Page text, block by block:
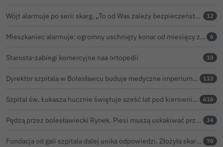
Wójt alarmuje po serii skarg. „To od Was zależy bezpieczeństwo Waszych dzieci” 12
Mieszkaniec alarmuje: ogromny uschnięty konar od miesięcy zagraża ludziom w Bolesławcu 6
Starosta-zabiegi komercyjne naa ortopedii 10
Dyrektor szpitala w Bolesławcu buduje medyczne imperium. „Gazeta Wyborcza” opisuje jego działalność w całej Polsce 113
Szpital św. Łukasza hucznie świętuje sześć lat pod kierownictwem Kamila Barczyka 616
Pędzą przez bolesławiecki Rynek. Piesi muszą uskakiwać przed hulajnogami i rowerami elektrycznymi 34
Fundacja od gali szpitala dalej unika odpowiedzi. Złożyła skargę kasacyjną do NSA 70